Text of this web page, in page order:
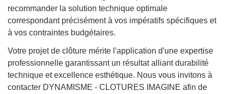
recommander la solution technique optimale
correspondant précisément à vos impératifs spécifiques et
à vos contraintes budgétaires.
Votre projet de clôture mérite l'application d'une expertise
professionnelle garantissant un résultat alliant durabilité
technique et excellence esthétique. Nous vous invitons à
contacter DYNAMISME - CLOTURES IMAGINE afin de